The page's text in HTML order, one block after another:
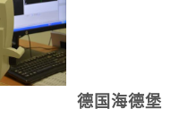
国海德堡